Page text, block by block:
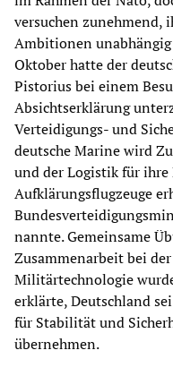
versuchen zunehmend,
Ambitionen
Oktober hatte der
Pistorius bei einem
Absichtserklärung
Verteidigungs- und
deutsche Marine wird
und der Logistik für
Aufklärungsflugzeuge
nannte. Gemeinsame
Zusammenarbeit bei
Militärtechnologie
erklärte, Deutschland
für Stabilität und
übernehmen.